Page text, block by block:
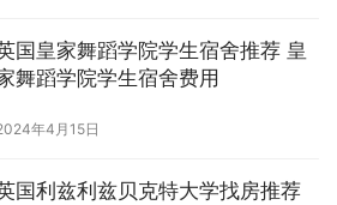
国皇家舞蹈学院学生宿舍推荐 皇
舞蹈学院学生宿舍费用
年4月15日
国利兹利兹贝克特大学找房推荐